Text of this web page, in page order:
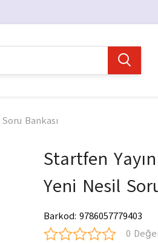
Bankası
Startfen
Yeni Nesil
Barkod:9786057779403
0